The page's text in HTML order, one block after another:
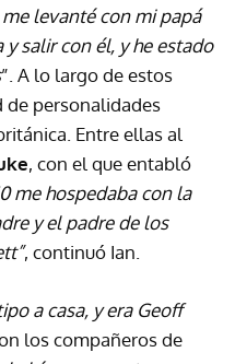
me levanté con mi papá
salir con él, y he estado
”. A lo largo de estos
de personalidades
Entre ellas al
, con el que entabló
me hospedaba con la
y el padre de los
, continuó Ian.
a casa, y era Geoff
los compañeros de